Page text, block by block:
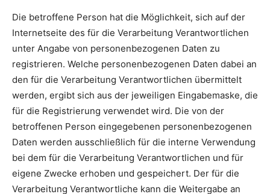
Die betroffene Person hat die Möglichkeit, sich auf der
Internetseite des für die Verarbeitung Verantwortlichen
unter Angabe von personenbezogenen Daten zu
registrieren. Welche personenbezogenen Daten dabei an
den für die Verarbeitung Verantwortlichen übermittelt
werden, ergibt sich aus der jeweiligen Eingabemaske, die
für die Registrierung verwendet wird. Die von der
betroffenen Person eingegebenen personenbezogenen
Daten werden ausschließlich für die interne Verwendung
bei dem für die Verarbeitung Verantwortlichen und für
eigene Zwecke erhoben und gespeichert. Der für die
Verarbeitung Verantwortliche kann die Weitergabe an